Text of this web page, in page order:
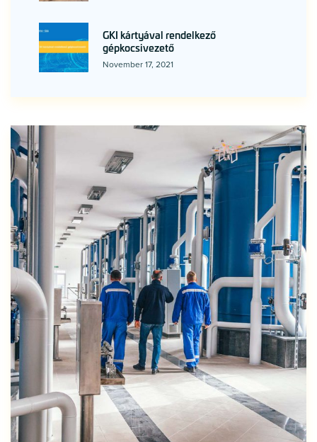
GKI kártyával rendelkező
gépkocsivezető
November 17, 2021